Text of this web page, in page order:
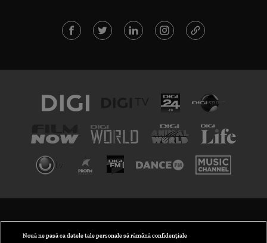
Nouă ne pasă ca datele tale personale să rămână confidențiale